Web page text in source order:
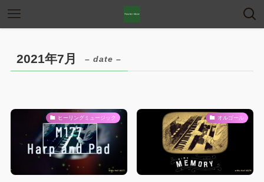
2021年7月 – date –
ヒーリングミュージック オルゴール